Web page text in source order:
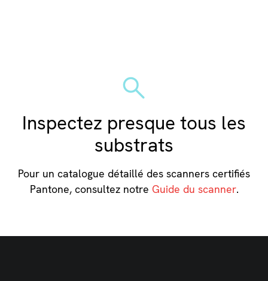
Inspectez presque tous les
substrats
Pour un catalogue détaillé des scanners certifiés
Pantone, consultez notre Guide du scanner.